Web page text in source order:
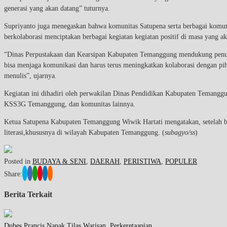
generasi yang akan datang” tuturnya.
Supriyanto juga menegaskan bahwa komunitas Satupena serta berbagai
berkolaborasi menciptakan berbagai kegiatan kegiatan positif di masa yang
“Dinas Perpustakaan dan Kearsipan Kabupaten Temanggung mendukung
bisa menjaga komunikasi dan harus terus meningkatkan kolaborasi dengan
menulis”, ujarnya.
Kegiatan ini dihadiri oleh perwakilan Dinas Pendidikan Kabupaten
KSS3G Temanggung, dan komunitas lainnya.
Ketua Satupena Kabupaten Temanggung Wiwik Hartati mengatakan,
literasi,khususnya di wilayah Kabupaten Temanggung. (subagyo/ss)
Posted in BUDAYA & SENI DAERAH PERISTIWA POPULER
Share:
Berita Terkait